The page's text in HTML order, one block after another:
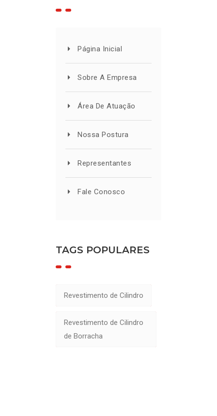
Página Inicial
Sobre A Empresa
Área De Atuação
Nossa Postura
Representantes
Fale Conosco
TAGS POPULARES
Revestimento de Cilindro
Revestimento de Cilindro
de Borracha